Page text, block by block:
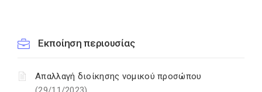
Εκποίηση περιουσίας
Απαλλαγή διοίκησης νομικού προσώπου